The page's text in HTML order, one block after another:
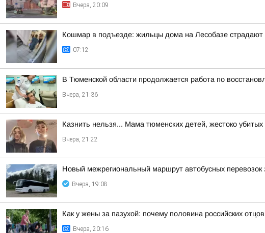
Вчера, 20:09
Кошмар в подъезде: жильцы дома на Лесобазе страдают
07:12
В Тюменской области продолжается работа по
Вчера, 21:36
Казнить нельзя... Мама тюменских детей, жестоко
Вчера, 21:22
Новый межрегиональный маршрут автобусных
Вчера, 19:08
Как у жены за пазухой: почему половина российских
Вчера, 20:16